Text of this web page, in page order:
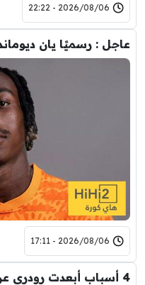
2026/08/06 - 22:22
عاجل : رسميًا يان
2026/08/06 - 17:11
4 أسباب أبعدت رودري